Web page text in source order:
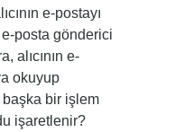
e-postayı
e-posta gönderici
alıcının e-
okuyup
başka bir işlem
işaretlenir?